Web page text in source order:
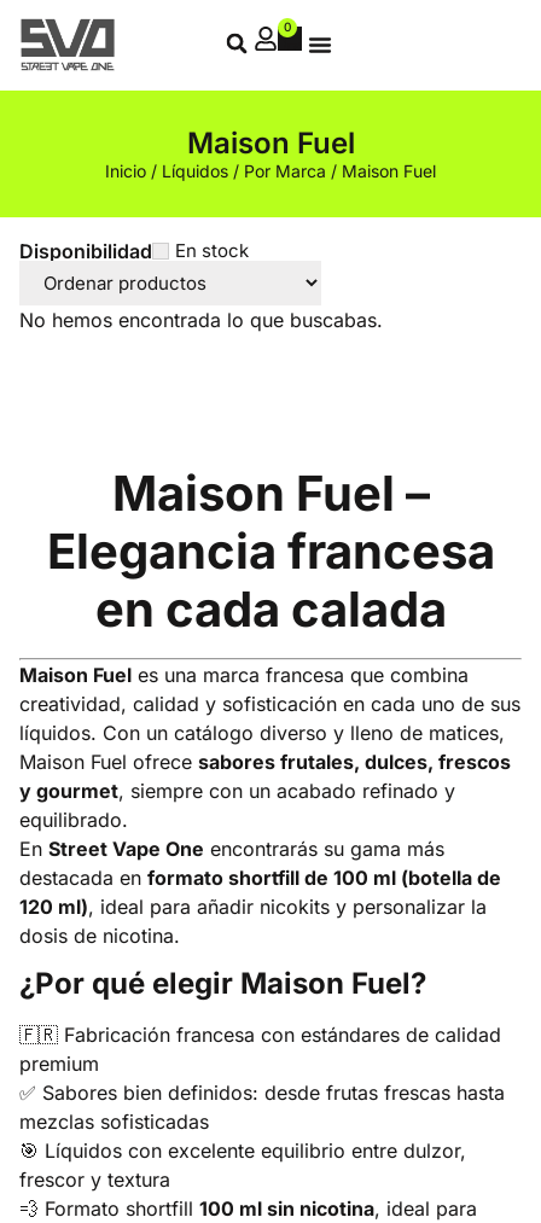
0
Maison Fuel
Inicio / Líquidos / Por Marca / Maison Fuel
Disponibilidad En stock
No hemos encontrada lo que buscabas.
Maison Fuel –
Elegancia francesa
en cada calada
Maison Fuel es una marca francesa que combina
creatividad, calidad y sofisticación en cada uno de sus
líquidos. Con un catálogo diverso y lleno de matices,
Maison Fuel ofrece sabores frutales, dulces, frescos
y gourmet, siempre con un acabado refinado y
equilibrado.
En Street Vape One encontrarás su gama más
destacada en formato shortfill de 100 ml (botella de
120 ml), ideal para añadir nicokits y personalizar la
dosis de nicotina.
¿Por qué elegir Maison Fuel?
🇫🇷 Fabricación francesa con estándares de calidad
premium
✅ Sabores bien definidos: desde frutas frescas hasta
mezclas sofisticadas
🎯 Líquidos con excelente equilibrio entre dulzor,
frescor y textura
💨 Formato shortfill 100 ml sin nicotina, ideal para